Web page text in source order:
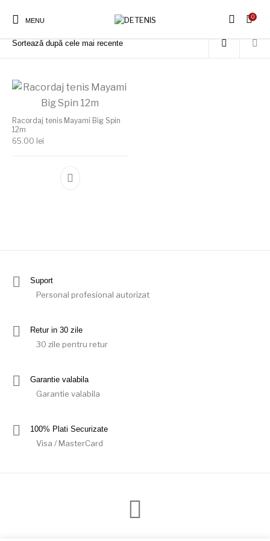
MENU
0
Prima pagină Produse etichetate „Mayami Big Spin 12m”
Racordaj tenis Mayami Big Spin
12m
65.00 lei
Suport
Personal profesional autorizat
Retur in 30 zile
30 zile pentru retur
Garantie valabila
Garantie valabila
100% Plati Securizate
Visa / MasterCard